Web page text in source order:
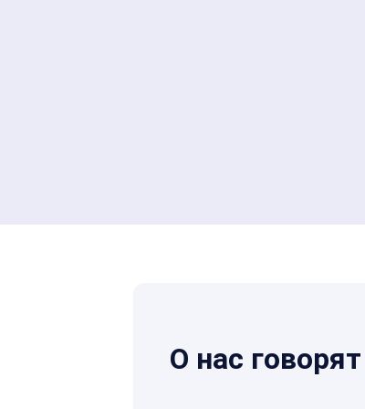
О нас говорят